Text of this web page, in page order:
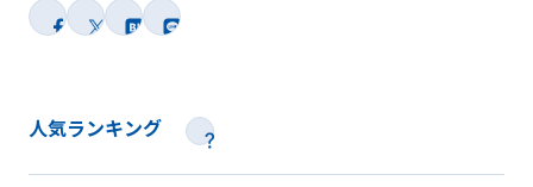
人気ランキング